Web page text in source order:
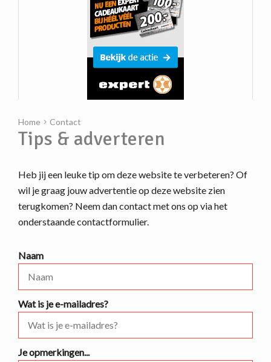
Home Contact
Tips & adverteren
Heb jij een leuke tip om deze website te verbeteren? Of
wil je graag jouw advertentie op deze website zien
terugkomen? Neem dan contact met ons op via het
onderstaande contactformulier.
Naam
Wat is je e-mailadres?
Je opmerkingen...